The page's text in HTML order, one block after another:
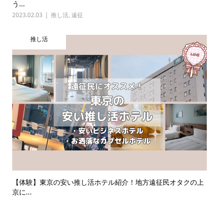
う...
2023.02.03 推し活, 遠征
推し活
【体験】東京の安い推し活ホテル紹介！地方遠征民オタクの上
京に...